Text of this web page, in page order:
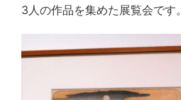
3人の作品を集めた展覧会です。